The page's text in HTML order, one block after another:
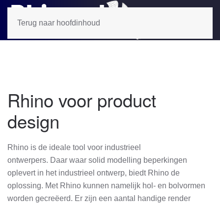
Terug naar hoofdinhoud
Rhino voor product
design
Rhino is de ideale tool voor industrieel
ontwerpers. Daar waar solid modelling beperkingen
oplevert in het industrieel ontwerp, biedt Rhino de
oplossing. Met Rhino kunnen namelijk hol- en bolvormen
worden gecreëerd. Er zijn een aantal handige render